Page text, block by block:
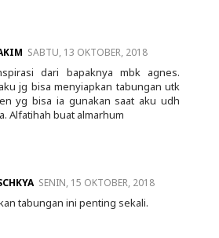
SABTU, 13 OKTOBER, 2018
dari bapaknya mbk agnes.
jg bisa menyiapkan tabungan utk
yg bisa ia gunakan saat aku udh
Alfatihah buat almarhum
SENIN, 15 OKTOBER, 2018
tabungan ini penting sekali.